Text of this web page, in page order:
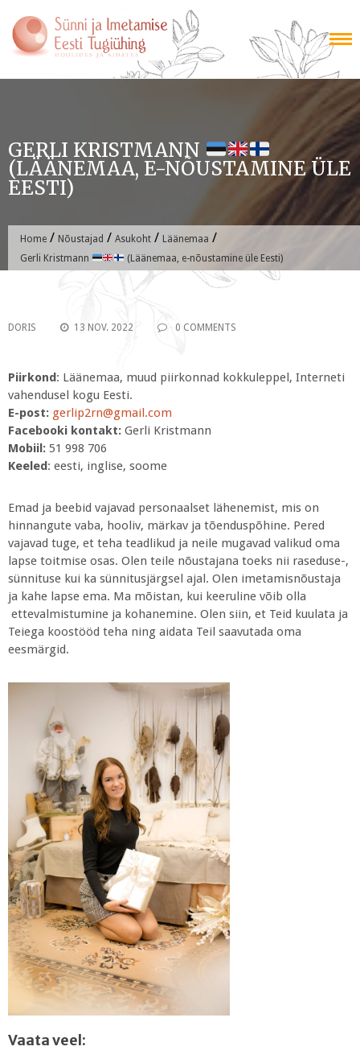
content
GERLI KRISTMANN
(LÄÄNEMAA, E-NÕUSTAMINE ÜLE
EESTI)
Home / Nõustajad / Asukoht / Läänemaa /
Gerli Kristmann (Läänemaa, e-nõustamine üle Eesti)
DORIS 13 NOV. 2022 0 COMMENTS
Piirkond: Läänemaa, muud piirkonnad kokkuleppel, Interneti
vahendusel kogu Eesti.
E-post: gerlip2rn@gmail.com
Facebooki kontakt: Gerli Kristmann
Mobiil: 51 998 706
Keeled: eesti, inglise, soome
Emad ja beebid vajavad personaalset lähenemist, mis on
hinnangute vaba, hooliv, märkav ja tõenduspõhine. Pered
vajavad tuge, et teha teadlikud ja neile mugavad valikud oma
lapse toitmise osas. Olen teile nõustajana toeks nii raseduse-,
sünnituse kui ka sünnitusjärgsel ajal. Olen imetamisnõustaja
ja kahe lapse ema. Ma mõistan, kui keeruline võib olla
ettevalmistumine ja kohanemine. Olen siin, et Teid kuulata ja
Teiega koostööd teha ning aidata Teil saavutada oma
eesmärgid.
Vaata veel: